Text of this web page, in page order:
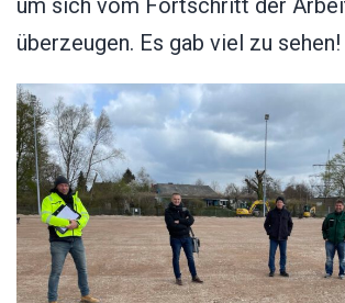
um sich vom Fortschritt der
überzeugen. Es gab viel zu sehen!